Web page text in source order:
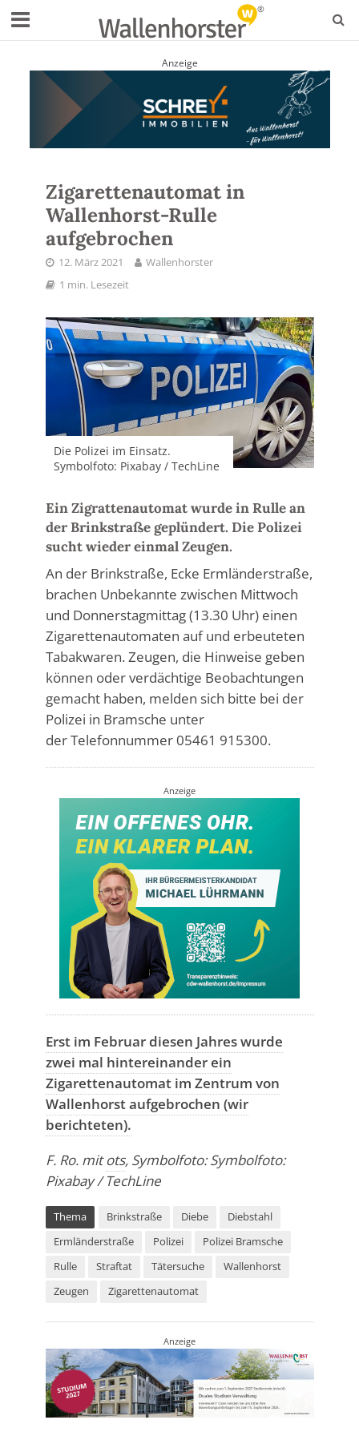
Anzeige
Zigarettenautomat in
Wallenhorst-Rulle
aufgebrochen
12. März 2021
Wallenhorster
1 min. Lesezeit
Die Polizei im Einsatz.
Symbolfoto: Pixabay / TechLine
Ein Zigrattenautomat wurde in Rulle an
der Brinkstraße geplündert. Die Polizei
sucht wieder einmal Zeugen.
An der Brinkstraße, Ecke Ermländerstraße,
brachen Unbekannte zwischen Mittwoch
und Donnerstagmittag (13.30 Uhr) einen
Zigarettenautomaten auf und erbeuteten
Tabakwaren. Zeugen, die Hinweise geben
können oder verdächtige Beobachtungen
gemacht haben, melden sich bitte bei der
Polizei in Bramsche unter
der Telefonnummer 05461 915300.
Anzeige
Erst im Februar diesen Jahres wurde
zwei mal hintereinander ein
Zigarettenautomat im Zentrum von
Wallenhorst aufgebrochen (wir
berichteten).
F. Ro. mitots, Symbolfoto: Symbolfoto:
Pixabay / TechLine
Thema Brinkstraße Diebe
Diebstahl
Ermländerstraße
Polizei
Polizei Bramsche
Rulle
Straftat Tätersuche
Wallenhorst
Zeugen
Zigarettenautomat
Anzeige